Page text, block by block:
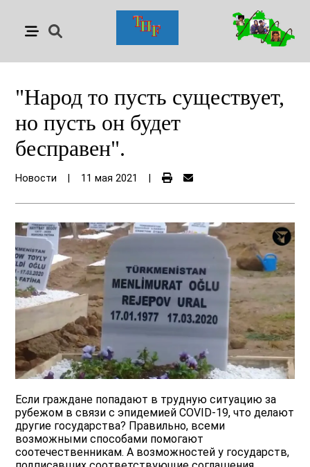
"Народ то пусть существует,
но пусть он будет
бесправен".
Новости 11 мая 2021
Если граждане попадают в трудную ситуацию за
рубежом в связи с эпидемией COVID-19, что делают
другие государства? Правильно, всеми
возможными способами помогают
соотечественникам. А возможностей у государств,